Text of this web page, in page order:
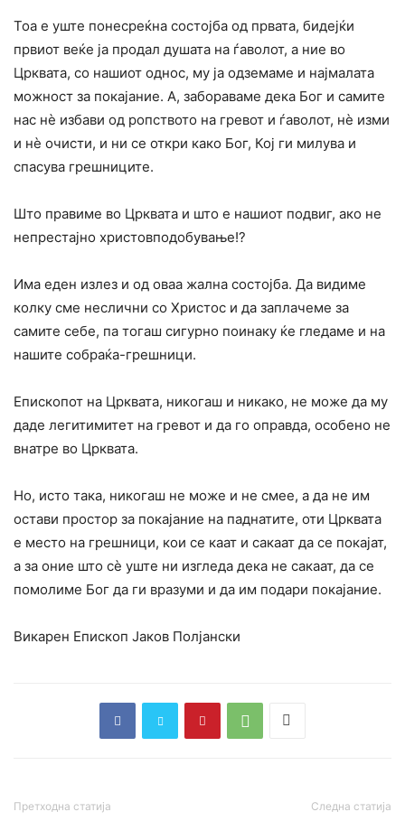
Тоа е уште понесреќна состојба од првата, бидејќи
првиот веќе ја продал душата на ѓаволот, а ние во
Црквата, со нашиот однос, му ја одземаме и најмалата
можност за покајание. А, забораваме дека Бог и самите
нас нѐ избави од ропството на гревот и ѓаволот, нѐ изми
и нѐ очисти, и ни се откри како Бог, Кој ги милува и
спасува грешниците.
Што правиме во Црквата и што е нашиот подвиг, ако не
непрестајно христовподобување!?
Има еден излез и од оваа жална состојба. Да видиме
колку сме неслични со Христос и да заплачеме за
самите себе, па тогаш сигурно поинаку ќе гледаме и на
нашите собраќа-грешници.
Епископот на Црквата, никогаш и никако, не може да му
даде легитимитет на гревот и да го оправда, особено не
внатре во Црквата.
Но, исто така, никогаш не може и не смее, а да не им
остави простор за покајание на паднатите, оти Црквата
е место на грешници, кои се каат и сакаат да се покајат,
а за оние што сѐ уште ни изгледа дека не сакаат, да се
помолиме Бог да ги вразуми и да им подари покајание.
Викарен Епископ Јаков Полјански
Претходна статија Следна статија